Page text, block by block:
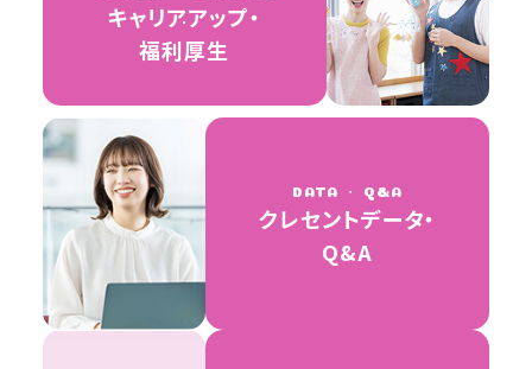
キャリアアップ・
福利厚生
DATA ・ Q&A
クレセントデータ・
Q&A